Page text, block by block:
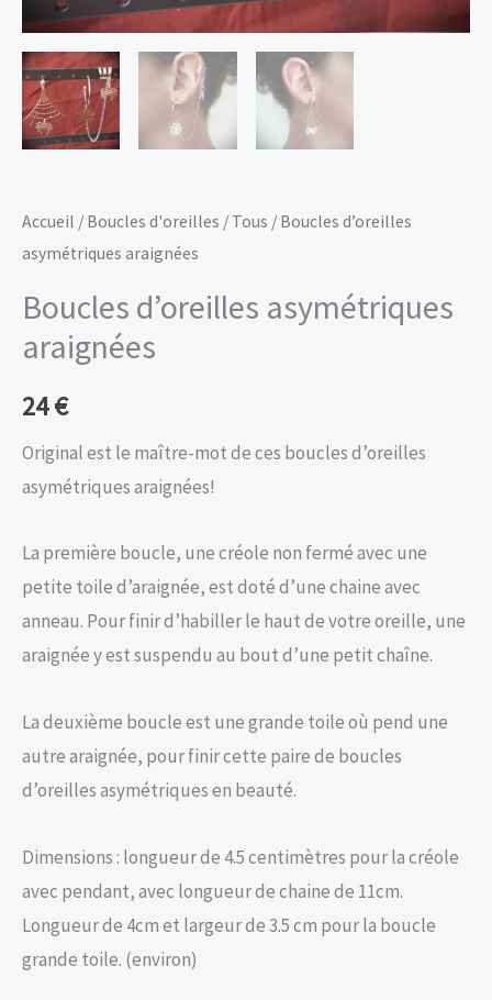
Accueil / Boucles d'oreilles / Tous / Boucles d’oreilles
asymétriques araignées
Boucles d’oreilles asymétriques
araignées
24€
Original est le maître-mot de ces boucles d’oreilles
asymétriques araignées!
La première boucle, une créole non fermé avec une
petite toile d’araignée, est doté d’une chaine avec
anneau. Pour finir d’habiller le haut de votre oreille, une
araignée y est suspendu au bout d’une petit chaîne.
La deuxième boucle est une grande toile où pend une
autre araignée, pour finir cette paire de boucles
d’oreilles asymétriques en beauté.
Dimensions : longueur de 4.5 centimètres pour la créole
avec pendant, avec longueur de chaine de 11cm.
Longueur de 4cm et largeur de 3.5 cm pour la boucle
grande toile. (environ)